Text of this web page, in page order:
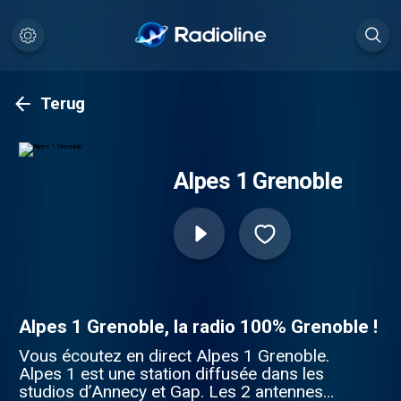
Terug
Alpes 1 Grenoble
Alpes 1 Grenoble, la radio 100% Grenoble !
Vous écoutez en direct Alpes 1 Grenoble.
Alpes 1 est une station diffusée dans les
studios d’Annecy et Gap. Les 2 antennes